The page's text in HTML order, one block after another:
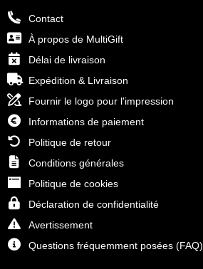
Contact
À propos de MultiGift
Délai de livraison
Expédition & Livraison
Fournir le logo pour l'impression
Informations de paiement
Politique de retour
Conditions générales
Politique de cookies
Déclaration de confidentialité
Avertissement
Questions fréquemment posées (FAQ)